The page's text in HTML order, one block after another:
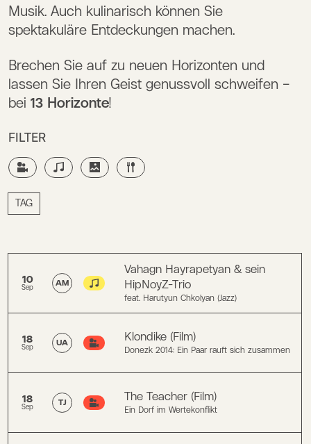
Musik. Auch kulinarisch können Sie
spektakuläre Entdeckungen machen.
Brechen Sie auf zu neuen Horizonten und
lassen Sie Ihren Geist genussvoll schweifen –
bei 13 Horizonte!
FILTER
TAG
10
Sep
AM
Vahagn Hayrapetyan & sein
HipNoyZ-Trio
feat. Harutyun Chkolyan (Jazz)
18
Sep
UA
Klondike (Film)
Donezk 2014: Ein Paar rauft sich zusammen
18
Sep
TJ
The Teacher (Film)
Ein Dorf im Wertekonflikt